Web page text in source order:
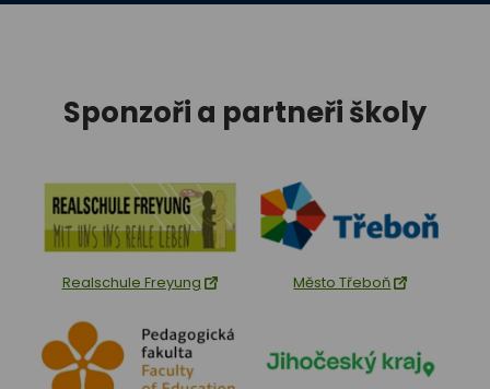
Sponzoři a partneři školy
Realschule Freyung Město Třeboň